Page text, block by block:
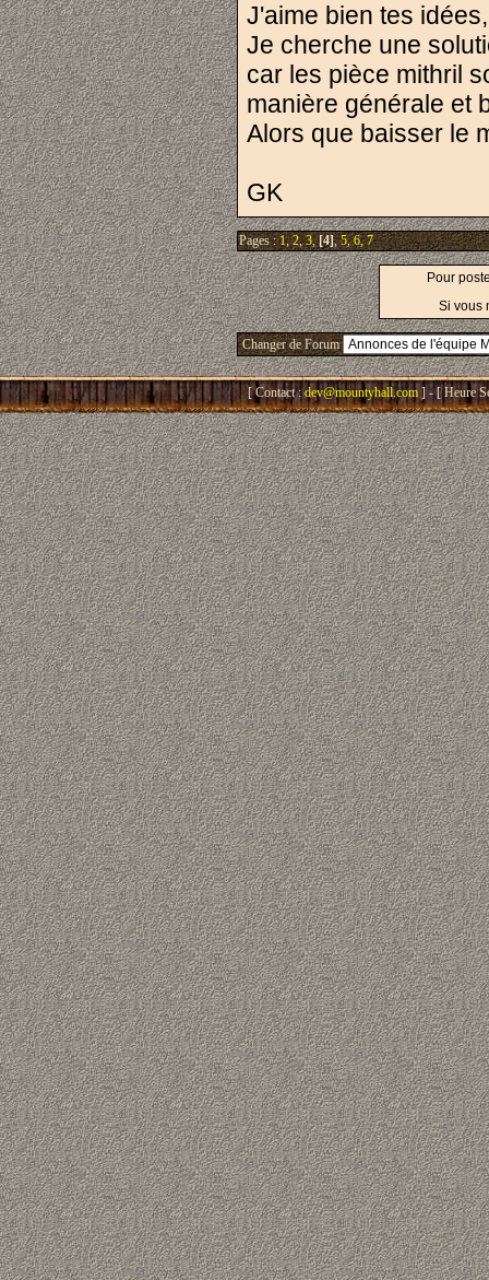
J'aime bien tes
Je cherche une
car les pièce mithril
manière générale et
Alors que baisser le
GK
Pages :1,2,3,[4],5,6,7
Pour
Si vous
Changer de Forum
[ Contact : dev@mountyhall.com ] - [ Heure